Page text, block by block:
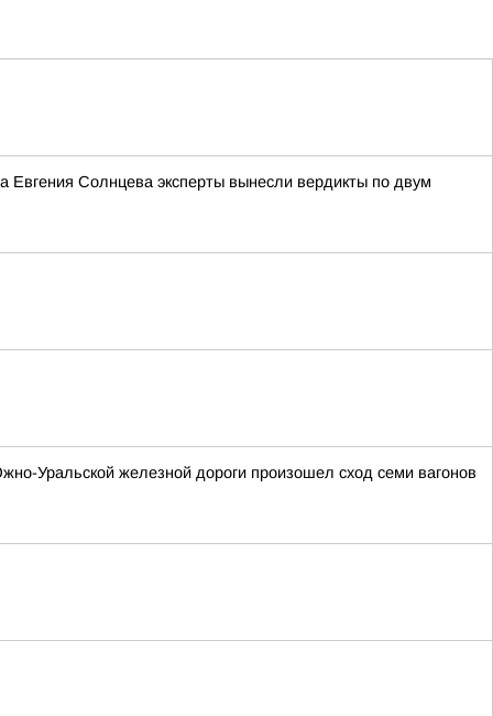
Евгения Солнцева эксперты вынесли вердикты по двум
Уральской железной дороги произошел сход семи вагонов